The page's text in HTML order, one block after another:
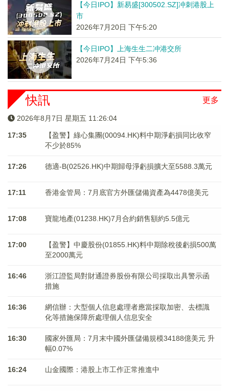
【今日IPO】新易盛[300502.SZ]冲刺港股上
市
2026年7月20日 下午5:20
【今日IPO】上海生生二冲港交所
2026年7月24日 下午5:36
更多
快訊
2026年8月7日 星期五 11:26:04
17:35
【盈警】綠心集團(00094.HK)料中期淨虧損同比收窄
不少於85%
17:26 德適-B(02526.HK)中期歸母淨虧損擴大至5588.3萬元
17:11 香港金管局：7月底官方外匯儲備資產為4478億美元
17:08 寶龍地產(01238.HK)7月合約銷售額約5.5億元
17:00
【盈警】中慶股份(01855.HK)料中期除稅後虧損500萬
至2000萬元
16:46
浙江證監局對財通證券股份有限公司採取出具警示函
措施
16:36
網信辦：大型個人信息處理者應當採取加密、去標識
化等措施保障所處理個人信息安全
16:30
國家外匯局：7月末中國外匯儲備規模34188億美元 升
幅0.07%
16:24 山金國際：港股上市工作正常推進中